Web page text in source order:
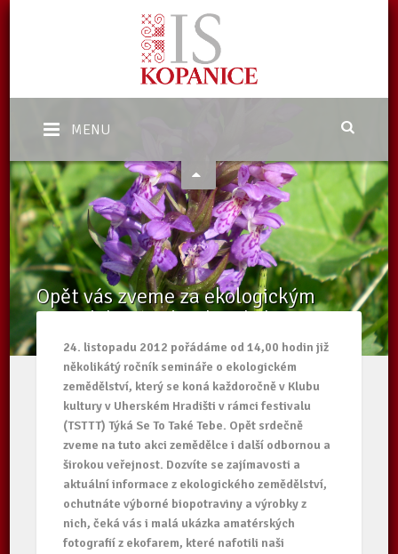
MENU
Opět vás zveme za ekologickým
zemědělstvím do Uherského
Hradiště
/ Aktuality /
Opět vás zveme za ekologickým zemědělstvím do
Uherského Hradiště
24. listopadu 2012 pořádáme od 14,00 hodin již
několikátý ročník semináře o ekologickém
zemědělství, který se koná každoročně v Klubu
kultury v Uherském Hradišti v rámci festivalu
(TSTTT) Týká Se To Také Tebe. Opět srdečně
zveme na tuto akci zemědělce i další odbornou a
širokou veřejnost. Dozvíte se zajímavosti a
aktuální informace z ekologického zemědělství,
ochutnáte výborné biopotraviny a výrobky z
nich, čeká vás i malá ukázka amatérských
fotografií z ekofarem, které nafotili naši